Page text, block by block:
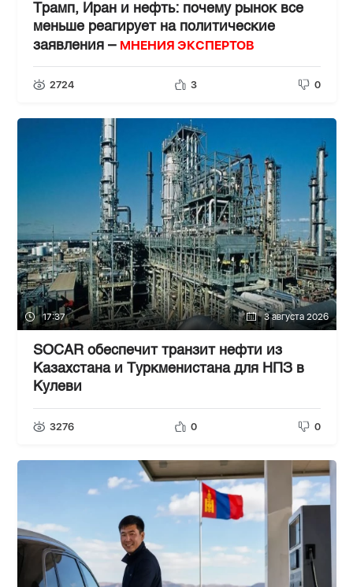
Трамп, Иран и нефть: почему рынок все
меньше реагирует на политические
заявления – МНЕНИЯ ЭКСПЕРТОВ
2724 3 0
17:37 3 августа 2026
SOCAR обеспечит транзит нефти из
Казахстана и Туркменистана для НПЗ в
Кулеви
3276 0 0